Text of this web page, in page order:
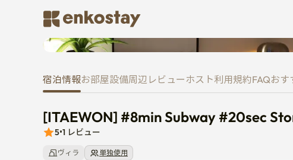
[ITAEWON] #8min Subway
宿泊情報お部屋設備周辺 レビュー ホスト利用規約FAQおす
[ITAEWON] #8min Subway #20sec
5•1 レビュー
ヴィラ 単独使用